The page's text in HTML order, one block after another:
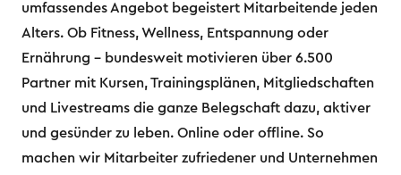
umfassendes Angebot begeistert Mitarbeitende jeden
Alters. Ob Fitness, Wellness, Entspannung oder
Ernährung – bundesweit motivieren über 6.500
Partner mit Kursen, Trainingsplänen, Mitgliedschaften
und Livestreams die ganze Belegschaft dazu, aktiver
und gesünder zu leben. Online oder offline. So
machen wir Mitarbeiter zufriedener und Unternehmen